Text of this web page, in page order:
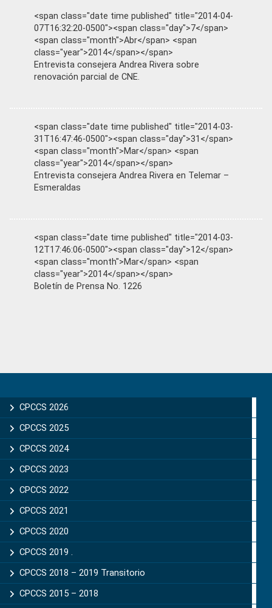
<span class="date time published" title="2014-04-
07T16:32:20-0500"><span class="day">7</span>
<span class="month">Abr</span> <span
class="year">2014</span></span>
Entrevista consejera Andrea Rivera sobre
renovación parcial de CNE.
<span class="date time published" title="2014-03-
31T16:47:46-0500"><span class="day">31</span>
<span class="month">Mar</span> <span
class="year">2014</span></span>
Entrevista consejera Andrea Rivera en Telemar –
Esmeraldas
<span class="date time published" title="2014-03-
12T17:46:06-0500"><span class="day">12</span>
<span class="month">Mar</span> <span
class="year">2014</span></span>
Boletín de Prensa No. 1226
Sidebar
CPCCS 2026
CPCCS 2025
CPCCS 2024
CPCCS 2023
CPCCS 2022
CPCCS 2021
CPCCS 2020
CPCCS 2019 .
CPCCS 2018 – 2019 Transitorio
CPCCS 2015 – 2018